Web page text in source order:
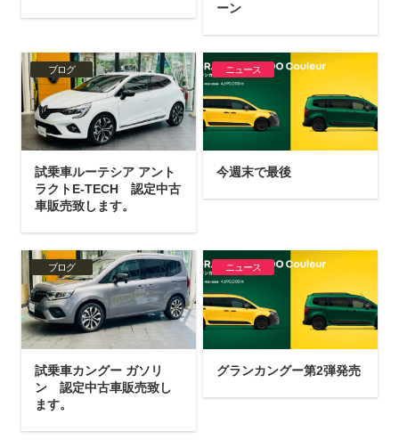
ーン
ブログ
試乗車ルーテシア アント
ラクトE-TECH 認定中古
車販売致します。
ニュース
今週末で最後
ブログ
試乗車カングー ガソリ
ン 認定中古車販売致し
ます。
ニュース
グランカングー第2弾発売